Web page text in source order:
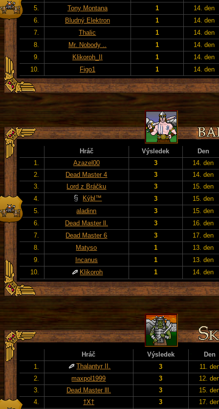
5.
Tony Montana 1
14. den
6.
Bludný Elektron 1
14. den
7.
Thalic 1
14. den
8.
Mr. Nobody .. 1
14. den
9.
Klikoroh_II 1
14. den
10.
Figo1 1 14. den
Hráč Výsledek
Den
1.
Azazel00 3
14. den
2.
Dead Master 4 3
14. den
3.
Lord z Bráčku 3
15. den
4.
Kýbl™ 3
15. den
5.
aladinn 3
15. den
6.
Dead Master ll. 3
16. den
7.
Dead Master 6 3
17. den
8.
Matyso 1
13. den
9.
Incanus 1
13. den
10.
Klikoroh 1 14. den
Hráč Výsledek
Den
1.
Thalantyr II. 3
11.
2.
maxpol1999 3
12.
3.
Dead Master lll. 3
15.
4.
†X† 3
17.